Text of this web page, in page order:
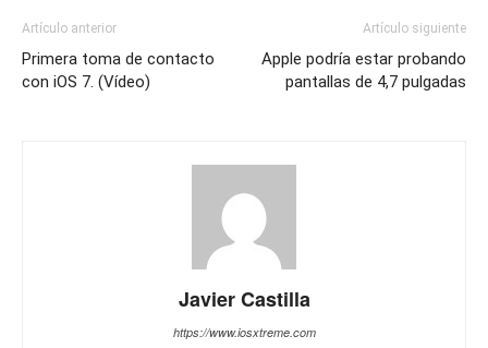
Artículo anterior
Primera toma de contacto
con iOS 7. (Vídeo)
Artículo siguiente
Apple podría estar probando
pantallas de 4,7 pulgadas
Javier Castilla
https://www.iosxtreme.com